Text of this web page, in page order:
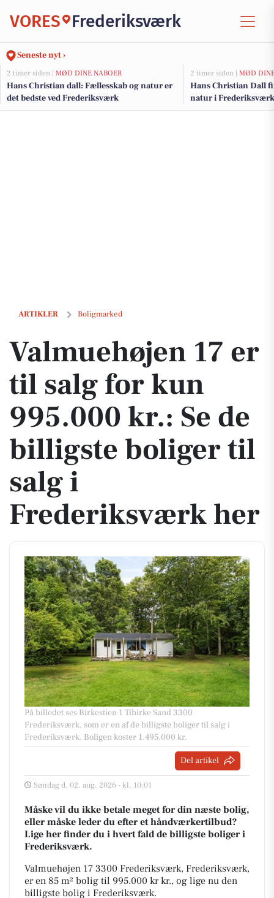
VORES Frederiksværk
Seneste nyt ›
2 timer siden | MØD DINE NABOER
Hans Christian dall: Fællesskab og natur er
det bedste ved Frederiksværk
2 timer siden | MØD
Hans Christian Dall
natur i Frederiksværk
ARTIKLER Boligmarked
Valmuehøjen 17 er til salg for kun 995.000 kr.: Se de billigste
Valmuehøjen 17 er
til salg for kun
995.000 kr.: Se de
billigste boliger til
salg i
Frederiksværk her
På billedet ses Birkestien 1 Tibirke Sand 3300
Frederiksværk, som er en af de billigste boliger til salg i
Frederiksværk. Boligen koster 1.495.000 kr.
Del artikel
Søndag d. 02. aug. 2026 - kl. 10:01
Måske vil du ikke betale meget for din næste bolig,
eller måske leder du efter et håndværkertilbud?
Lige her finder du i hvert fald de billigste boliger i
Frederiksværk.
Valmuehøjen 17 3300 Frederiksværk, Frederiksværk,
er en 85 m² bolig til 995.000 kr kr., og lige nu den
billigste bolig i Frederiksværk.